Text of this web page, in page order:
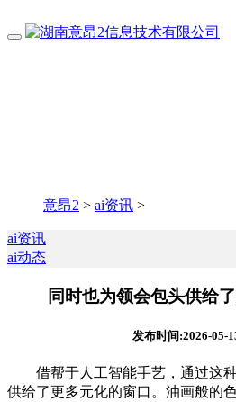
意昂2 > ai资讯 >
ai资讯
ai动态
同时也为领会包头供给
发布时间:2026-05-
借帮于人工智能手艺，通过这种
供给了更多元化的窗口。油画般的